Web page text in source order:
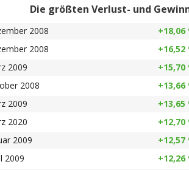
Die größten Verlust- und
2008
+18,06
2008
+16,52
2009
+15,70
2008
+13,66
2009
+13,65
2020
+12,70
2009
+12,57
2009
+12,26